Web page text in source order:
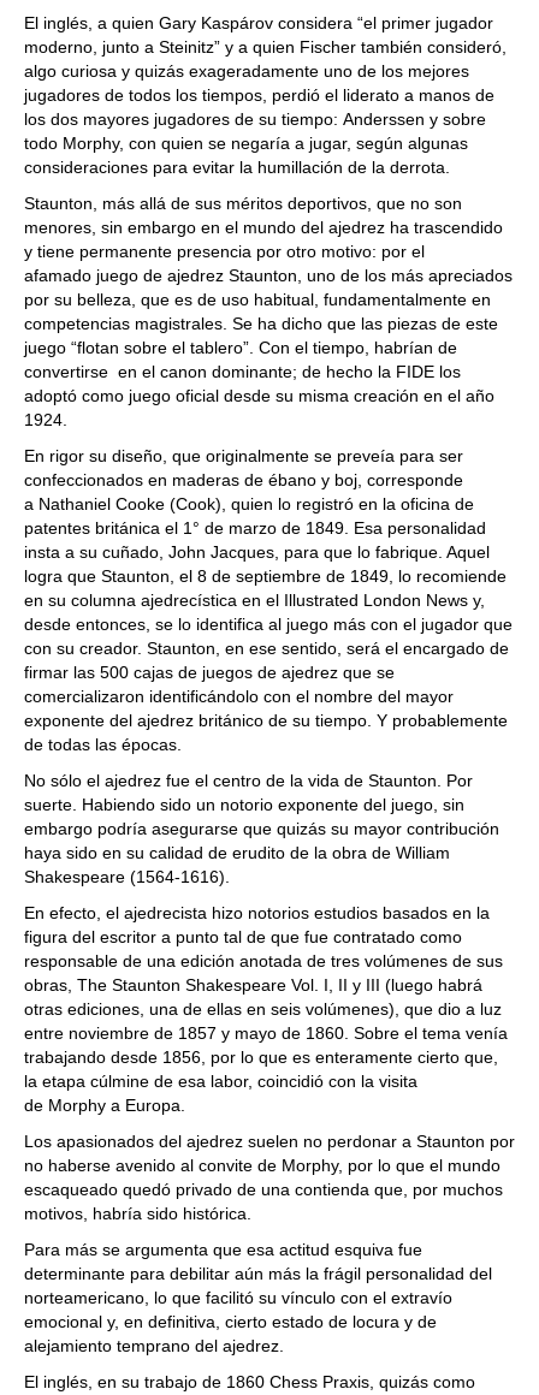
El inglés, a quien Gary Kaspárov considera “el primer jugador
moderno, junto a Steinitz” y a quien Fischer también consideró,
algo curiosa y quizás exageradamente uno de los mejores
jugadores de todos los tiempos, perdió el liderato a manos de
los dos mayores jugadores de su tiempo: Anderssen y sobre
todo Morphy, con quien se negaría a jugar, según algunas
consideraciones para evitar la humillación de la derrota.
Staunton, más allá de sus méritos deportivos, que no son
menores, sin embargo en el mundo del ajedrez ha trascendido
y tiene permanente presencia por otro motivo: por el
afamado juego de ajedrez Staunton, uno de los más apreciados
por su belleza, que es de uso habitual, fundamentalmente en
competencias magistrales. Se ha dicho que las piezas de este
juego “flotan sobre el tablero”. Con el tiempo, habrían de
convertirse en el canon dominante; de hecho la FIDE los
adoptó como juego oficial desde su misma creación en el año
1924.
En rigor su diseño, que originalmente se preveía para ser
confeccionados en maderas de ébano y boj, corresponde
a Nathaniel Cooke (Cook), quien lo registró en la oficina de
patentes británica el 1° de marzo de 1849. Esa personalidad
insta a su cuñado, John Jacques, para que lo fabrique. Aquel
logra que Staunton, el 8 de septiembre de 1849, lo recomiende
en su columna ajedrecística en el Illustrated London News y,
desde entonces, se lo identifica al juego más con el jugador que
con su creador. Staunton, en ese sentido, será el encargado de
firmar las 500 cajas de juegos de ajedrez que se
comercializaron identificándolo con el nombre del mayor
exponente del ajedrez británico de su tiempo. Y probablemente
de todas las épocas.
No sólo el ajedrez fue el centro de la vida de Staunton. Por
suerte. Habiendo sido un notorio exponente del juego, sin
embargo podría asegurarse que quizás su mayor contribución
haya sido en su calidad de erudito de la obra de William
Shakespeare (1564-1616).
En efecto, el ajedrecista hizo notorios estudios basados en la
figura del escritor a punto tal de que fue contratado como
responsable de una edición anotada de tres volúmenes de sus
obras, The Staunton Shakespeare Vol. I, II y III (luego habrá
otras ediciones, una de ellas en seis volúmenes), que dio a luz
entre noviembre de 1857 y mayo de 1860. Sobre el tema venía
trabajando desde 1856, por lo que es enteramente cierto que,
la etapa cúlmine de esa labor, coincidió con la visita
de Morphy a Europa.
Los apasionados del ajedrez suelen no perdonar a Staunton por
no haberse avenido al convite de Morphy, por lo que el mundo
escaqueado quedó privado de una contienda que, por muchos
motivos, habría sido histórica.
Para más se argumenta que esa actitud esquiva fue
determinante para debilitar aún más la frágil personalidad del
norteamericano, lo que facilitó su vínculo con el extravío
emocional y, en definitiva, cierto estado de locura y de
alejamiento temprano del ajedrez.
El inglés, en su trabajo de 1860 Chess Praxis, quizás como